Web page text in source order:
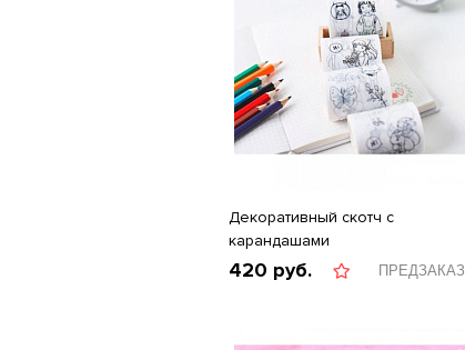
Декоративный скотч с
карандашами
420 руб. ПРЕДЗАКАЗ